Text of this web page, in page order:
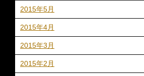
2015年5月
2015年4月
2015年3月
2015年2月